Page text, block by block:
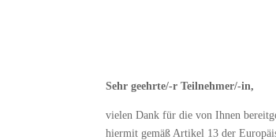
Sehr geehrte/-r Teilnehmer/-in,
vielen Dank für die von Ihnen
hiermit gemäß Artikel 13 der